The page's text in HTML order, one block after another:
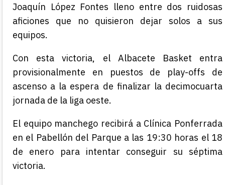
Joaquín López Fontes lleno entre dos ruidosas
aficiones que no quisieron dejar solos a sus
equipos.
Con esta victoria, el Albacete Basket entra
provisionalmente en puestos de play-offs de
ascenso a la espera de finalizar la decimocuarta
jornada de la liga oeste.
El equipo manchego recibirá a Clínica Ponferrada
en el Pabellón del Parque a las 19:30 horas el 18
de enero para intentar conseguir su séptima
victoria.